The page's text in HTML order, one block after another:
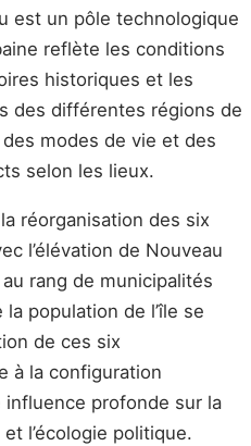
est un pôle technologique
reflète les conditions
historiques et les
des différentes régions de
modes de vie et des
selon les lieux.
réorganisation des six
l’élévation de Nouveau
rang de municipalités
population de l’île se
de ces six
à la configuration
profonde sur la
l’écologie politique.